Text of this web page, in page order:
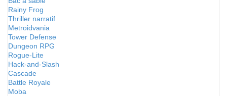
Rainy Frog
Thriller narratif
Metroidvania
Tower Defense
Dungeon RPG
Rogue-Lite
Hack-and-Slash
Cascade
Battle Royale
Moba